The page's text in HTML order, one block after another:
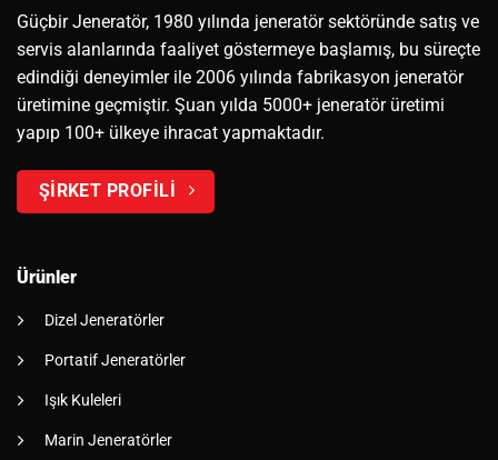
Güçbir Jeneratör, 1980 yılında jeneratör sektöründe satış ve
servis alanlarında faaliyet göstermeye başlamış, bu süreçte
edindiği deneyimler ile 2006 yılında fabrikasyon jeneratör
üretimine geçmiştir. Şuan yılda 5000+ jeneratör üretimi
yapıp 100+ ülkeye ihracat yapmaktadır.
ŞİRKET PROFİLİ
Ürünler
Dizel Jeneratörler
Portatif Jeneratörler
Işık Kuleleri
Marin Jeneratörler